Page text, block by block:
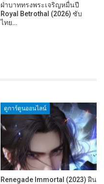
ฝ่าบาททรงพระเจริญหมื่นปี
Royal Betrothal (2026) ซับ
ไทย…
ดูการ์ตูนออนไลน์
Renegade Immortal (2023) ฝืน